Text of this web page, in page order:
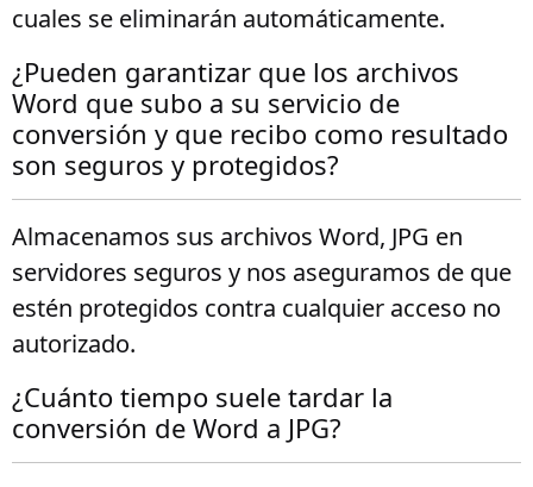
cuales se eliminarán automáticamente.
¿Pueden garantizar que los archivos
Word que subo a su servicio de
conversión y que recibo como resultado
son seguros y protegidos?
Almacenamos sus archivos Word, JPG en
servidores seguros y nos aseguramos de que
estén protegidos contra cualquier acceso no
autorizado.
¿Cuánto tiempo suele tardar la
conversión de Word a JPG?